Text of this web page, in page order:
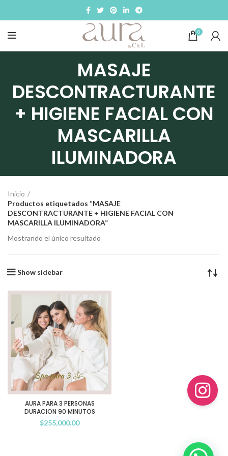
0
MASAJE
DESCONTRACTURANTE
+ HIGIENE FACIAL CON
MASCARILLA
ILUMINADORA
Inicio
Productos etiquetados “MASAJE
DESCONTRACTURANTE + HIGIENE FACIAL CON
MASCARILLA ILUMINADORA”
Mostrando el único resultado
Show sidebar
AURA PARA 3 PERSONAS
DURACION 90 MINUTOS
$255,000.00